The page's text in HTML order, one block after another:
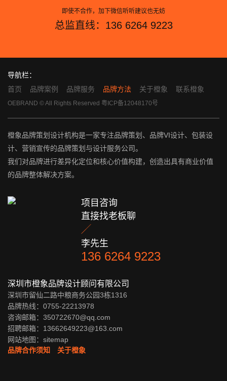
即使不合作，加下微信听听建议也无妨
总监直线：136 6264 9223
导航栏：
首页
品牌案例 品牌服务 品牌方法 关于橙象 联系橙象
OEBRAND © All Rights Reserved 粤ICP备12048170号
橙象品牌策划设计机构是一家专注品牌策划、品牌VI设计、包装设
计、营销宣传的品牌策划与设计服务公司。
我们对品牌进行差异化定位和核心价值构建，创造出具有商业价值
的品牌整体解决方案。
项目咨询
直接找老板聊

李先生
136 6264 9223
深圳市橙象品牌设计顾问有限公司
深圳市留仙二路中粮商务公园3栋1316
品牌热线：0755-22213978
咨询邮箱：350722670@qq.com
招聘邮箱：13662649223@163.com
网站地图： sitemap
品牌合作须知
关于橙象